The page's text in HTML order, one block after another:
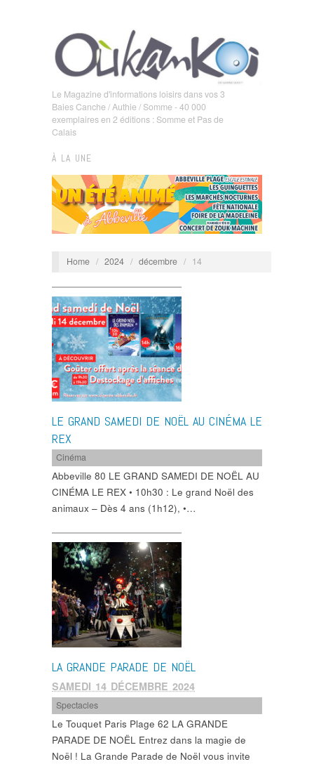
Le Magazine d'informations loisirs dans vos 3
Baies Canche / Authie / Somme - 40 000
exemplaires en 2 éditions : Somme et Pas de
Calais
À LA UNE
Home / 2024 / décembre / 14
LE GRAND SAMEDI DE NOËL AU CINÉMA LE
REX
Cinéma
Abbeville 80 LE GRAND SAMEDI DE NOËL AU
CINÉMA LE REX • 10h30 : Le grand Noël des
animaux – Dès 4 ans (1h12), •…
LA GRANDE PARADE DE NOËL
SAMEDI 14 DÉCEMBRE 2024
Spectacles
Le Touquet Paris Plage 62 LA GRANDE
PARADE DE NOËL Entrez dans la magie de
Noël ! La Grande Parade de Noël vous invite